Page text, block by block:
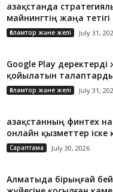
Қазақстанда
майнингтің жаңа
Ғаламтор және желі July 31,
Google Play деректерді
қойылатын
Ғаламтор және желі July 31,
Қазақстанның финтех
онлайн қызметтер іске
Сараптама July 30, 2026
Алматыда бірыңғай